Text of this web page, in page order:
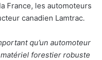
France, les automoteurs
canadien Lamtrac.
qu’un automoteur
forestier robuste